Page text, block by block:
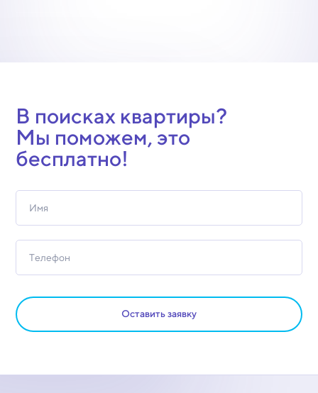
В поисках квартиры?
Мы поможем, это
бесплатно!
Оставить заявку